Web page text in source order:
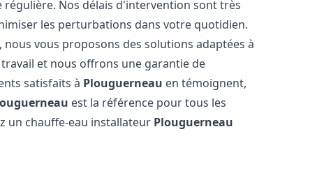
Nos délais d'intervention sont très
les perturbations dans votre quotidien.
vous proposons des solutions adaptées à
et nous offrons une garantie de
satisfaits à Plouguerneau en témoignent,
est la référence pour tous les
un chauffe-eau installateur Plouguerneau